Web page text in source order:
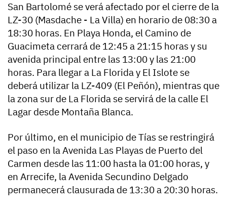
San Bartolomé se verá afectado por el cierre de la
LZ-30 (Masdache - La Villa) en horario de 08:30 a
18:30 horas. En Playa Honda, el Camino de
Guacimeta cerrará de 12:45 a 21:15 horas y su
avenida principal entre las 13:00 y las 21:00
horas. Para llegar a La Florida y El Islote se
deberá utilizar la LZ-409 (El Peñón), mientras que
la zona sur de La Florida se servirá de la calle El
Lagar desde Montaña Blanca.
Por último, en el municipio de Tías se restringirá
el paso en la Avenida Las Playas de Puerto del
Carmen desde las 11:00 hasta la 01:00 horas, y
en Arrecife, la Avenida Secundino Delgado
permanecerá clausurada de 13:30 a 20:30 horas.